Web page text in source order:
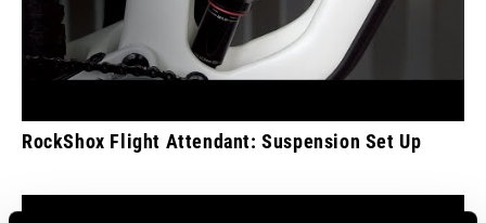
RockShox Flight Attendant: Suspension Set Up